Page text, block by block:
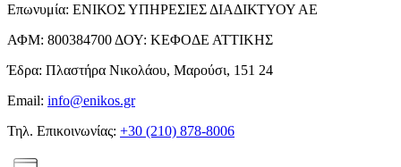
Επωνυμία: ΕΝΙΚΟΣ ΥΠΗΡΕΣΙΕΣ ΔΙΑΔΙΚΤΥΟΥ ΑΕ
ΑΦΜ: 800384700 ΔΟΥ: ΚΕΦΟΔΕ ΑΤΤΙΚΗΣ
Έδρα: Πλαστήρα Νικολάου, Μαρούσι, 151 24
Email: info@enikos.gr
Τηλ. Επικοινωνίας: +30 (210) 878-8006